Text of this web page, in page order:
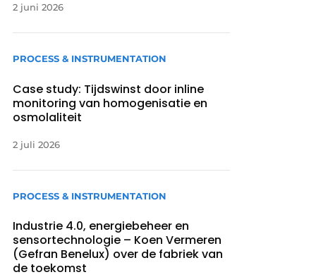
2 juni 2026
PROCESS & INSTRUMENTATION
Case study: Tijdswinst door inline
monitoring van homogenisatie en
osmolaliteit
2 juli 2026
PROCESS & INSTRUMENTATION
Industrie 4.0, energiebeheer en
sensortechnologie – Koen Vermeren
(Gefran Benelux) over de fabriek van
de toekomst